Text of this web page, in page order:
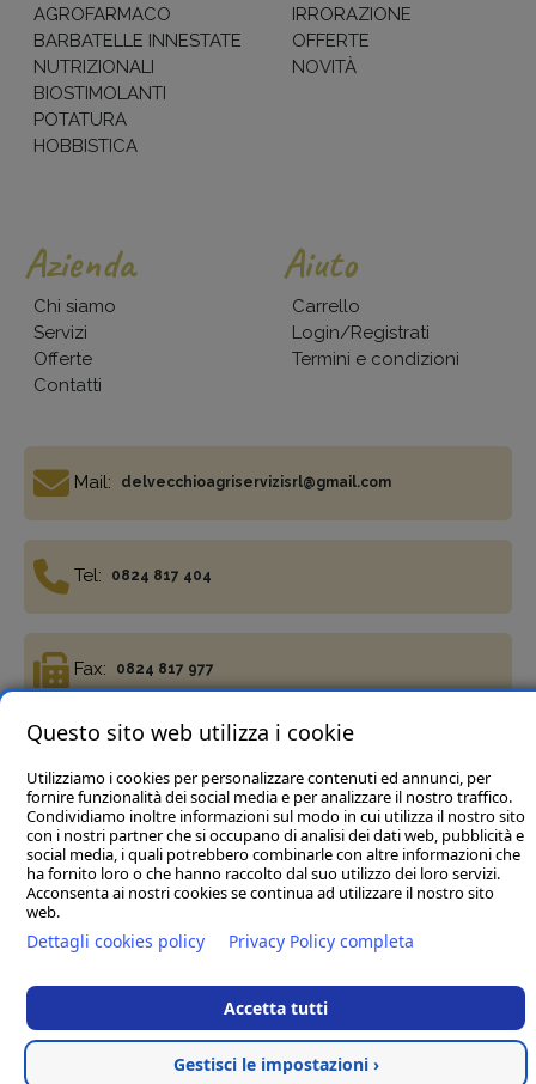
AGROFARMACO
BARBATELLE INNESTATE
NUTRIZIONALI
BIOSTIMOLANTI
POTATURA
HOBBISTICA
IRRORAZIONE
OFFERTE
NOVITÀ
Azienda
Chi siamo
Servizi
Offerte
Contatti
Aiuto
Carrello
Login/Registrati
Termini e condizioni
Mail: delvecchioagriservizisrl@gmail.com
Tel: 0824 817 404
Fax: 0824 817 977
Termini e condizioniPrivacy Policy Cookie policy
Del Vecchio Agriservizi Srl- C.da Tre Pietre, snc, 82034
Guardia Sanframondi (BN) P.IVA 01472040623
delvecchioagriservizisrl@legalmail.it
Questo sito web utilizza i cookie
Utilizziamo i cookies per personalizzare contenuti ed annunci, per
fornire funzionalità dei social media e per analizzare il nostro traffico.
Condividiamo inoltre informazioni sul modo in cui utilizza il nostro sito
con i nostri partner che si occupano di analisi dei dati web, pubblicità e
social media, i quali potrebbero combinarle con altre informazioni che
ha fornito loro o che hanno raccolto dal suo utilizzo dei loro servizi.
Acconsenta ai nostri cookies se continua ad utilizzare il nostro sito
web.
Dettagli cookies policy Privacy Policy completa
Accetta tutti
Gestisci le impostazioni ›